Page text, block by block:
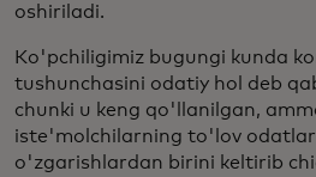
oshiriladi.
Ko'pchiligimiz bugungi kunda
tushunchasini odatiy hol deb
chunki u keng qo'llanilgan,
iste'molchilarning to'lov
o'zgarishlardan birini keltirib